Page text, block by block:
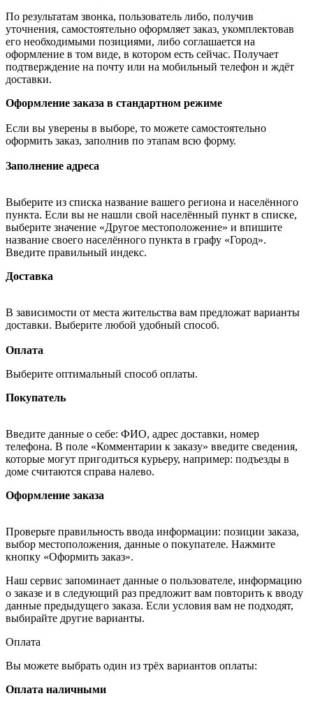
По результатам звонка, пользователь либо, получив
уточнения, самостоятельно оформляет заказ, укомплектовав
его необходимыми позициями, либо соглашается на
оформление в том виде, в котором есть сейчас. Получает
подтверждение на почту или на мобильный телефон и ждёт
доставки.
Оформление заказа в стандартном режиме
Если вы уверены в выборе, то можете самостоятельно
оформить заказ, заполнив по этапам всю форму.
Заполнение адреса
Выберите из списка название вашего региона и населённого
пункта. Если вы не нашли свой населённый пункт в списке,
выберите значение «Другое местоположение» и впишите
название своего населённого пункта в графу «Город».
Введите правильный индекс.
Доставка
В зависимости от места жительства вам предложат варианты
доставки. Выберите любой удобный способ.
Оплата
Выберите оптимальный способ оплаты.
Покупатель
Введите данные о себе: ФИО, адрес доставки, номер
телефона. В поле «Комментарии к заказу» введите сведения,
которые могут пригодиться курьеру, например: подъезды в
доме считаются справа налево.
Оформление заказа
Проверьте правильность ввода информации: позиции заказа,
выбор местоположения, данные о покупателе. Нажмите
кнопку «Оформить заказ».
Наш сервис запоминает данные о пользователе, информацию
о заказе и в следующий раз предложит вам повторить к вводу
данные предыдущего заказа. Если условия вам не подходят,
выбирайте другие варианты.
Оплата
Вы можете выбрать один из трёх вариантов оплаты:
Оплата наличными